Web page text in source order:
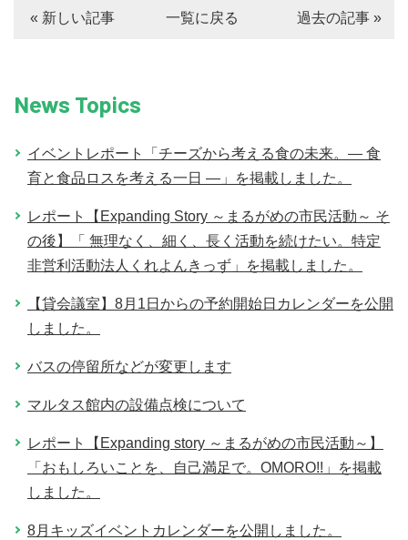
« 新しい記事 一覧に戻る 過去の記事 »
News Topics
イベントレポート「チーズから考える食の未来。― 食
育と食品ロスを考える一日 ―」を掲載しました。
レポート【Expanding Story ～まるがめの市民活動～ そ
の後】「 無理なく、細く、長く活動を続けたい。特定
非営利活動法人くれよんきっず」を掲載しました。
【貸会議室】8月1日からの予約開始日カレンダーを公開
しました。
バスの停留所などが変更します
マルタス館内の設備点検について
レポート【Expanding story ～まるがめの市民活動～】
「おもしろいことを、自己満足で。OMORO!!」を掲載
しました。
8月キッズイベントカレンダーを公開しました。